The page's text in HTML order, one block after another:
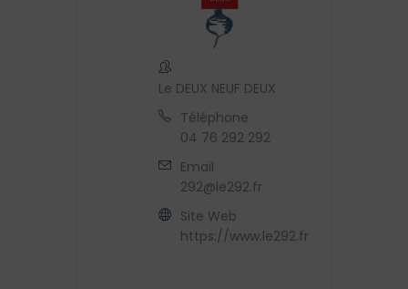
Le DEUX NEUF DEUX
Téléphone
04 76 292 292
Email
292@le292.fr
Site Web
https://www.le292.fr